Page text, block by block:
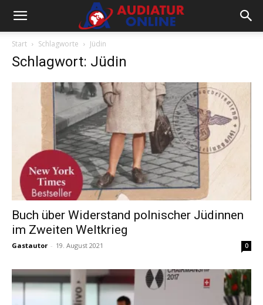
Start Schlagworte Jüdin
Schlagwort: Jüdin
Buch über Widerstand polnischer Jüdinnen
im Zweiten Weltkrieg
Gastautor - 19. August 2021 0